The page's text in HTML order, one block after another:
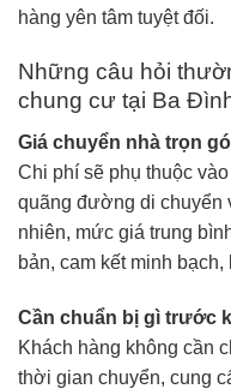
hàng yên tâm tuyệt đối.
Những câu hỏi
chung cư tại Ba
Giá chuyển nhà trọn
Chi phí sẽ phụ thuộc
quãng đường di chuyển
nhiên, mức giá trung
bản, cam kết minh
Cần chuẩn bị gì trước
Khách hàng không cần
thời gian chuyển, cung